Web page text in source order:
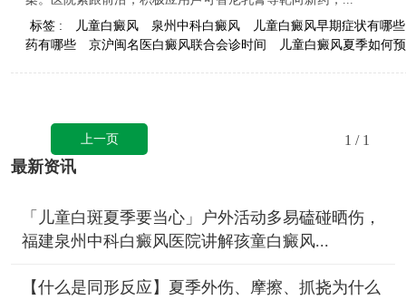
标签 :
儿童白癜风 泉州中科白癜风
儿童白癜风早期症状有哪些
药有哪些
京沪闽名医白癜风联合会诊时间 儿童白癜风夏季如何
上一页 1 / 1
最新资讯
「儿童白斑夏季要当心」户外活动多易磕碰晒伤，
福建泉州中科白癜风医院讲解孩童白癜风...
【什么是同形反应】夏季外伤、摩擦、抓挠为什么